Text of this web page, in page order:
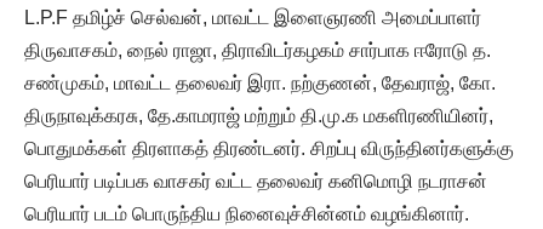
L.P.F தமிழ்ச் செல்வன், மாவட்ட இளைஞரணி அமைப்பாளர்
திருவாசகம், நைல் ராஜா, திராவிடர்கழகம் சார்பாக ஈரோடு த.
சண்முகம், மாவட்ட தலைவர் இரா. நற்குணன், தேவராஜ், கோ.
திருநாவுக்கரசு, தே.காமராஜ் மற்றும் தி.மு.க மகளிரணியினர்,
பொதுமக்கள் திரளாகத் திரண்டனர். சிறப்பு விருந்தினர்களுக்கு
பெரியார் படிப்பக வாசகர் வட்ட தலைவர் கனிமொழி நடராசன்
பெரியார் படம் பொருந்திய நினைவுச்சின்னம் வழங்கினார்.